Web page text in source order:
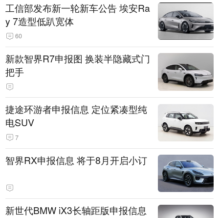
工信部发布新一轮新车公告 埃安Ra
y 7造型低趴宽体
60
新款智界R7申报图 换装半隐藏式门
把手
捷途环游者申报信息 定位紧凑型纯
电SUV
7
智界RX申报信息 将于8月开启小订
新世代BMW iX3长轴距版申报信息